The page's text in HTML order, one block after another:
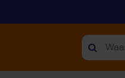
Zoeken